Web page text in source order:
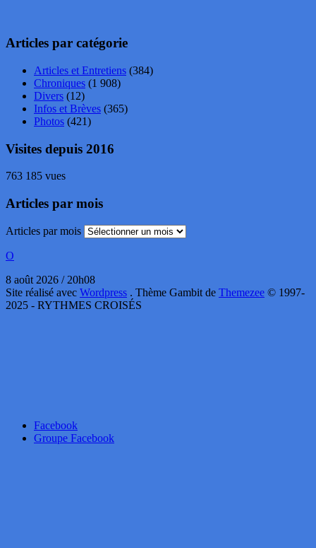
Articles par catégorie
Articles et Entretiens (384)
Chroniques (1 908)
Divers (12)
Infos et Brèves (365)
Photos (421)
Visites depuis 2016
763 185 vues
Articles par mois
Articles par mois
O
8 août 2026 / 20h08
Site réalisé avec Wordpress . Thème Gambit de Themezee © 1997-
2025 - RYTHMES CROISÉS
Facebook
Groupe Facebook